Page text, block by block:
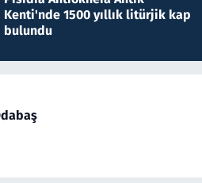
Kenti'nde 1500 yıllık litürjik kap
bulundu